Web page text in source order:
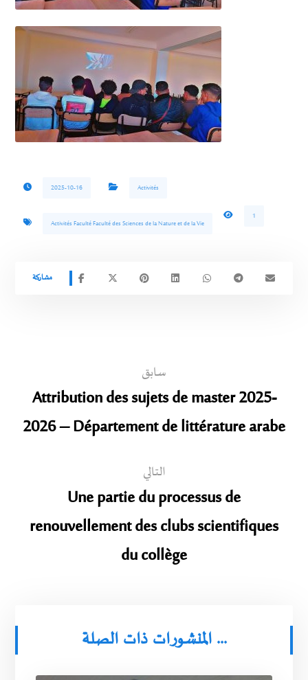
2025-10-16 Activités
Activités Faculté Faculté des Sciences de la Nature et de la Vie
1
سابق
Attribution des sujets de master 2025-
2026 – Département de littérature arabe
التالي
Une partie du processus de
renouvellement des clubs scientifiques
du collège
المنشورات ذات الصلة ...